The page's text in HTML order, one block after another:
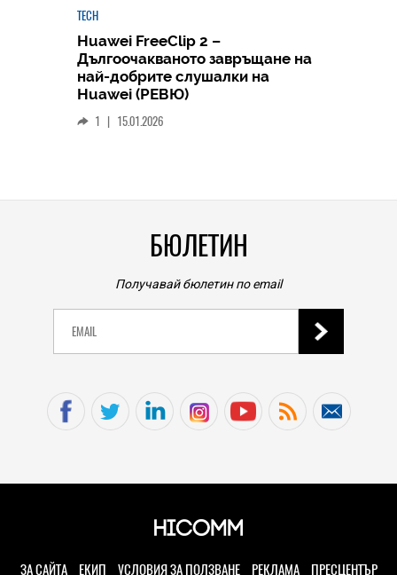
TECH
Huawei FreeClip 2 –
Дългоочакваното завръщане на
най-добрите слушалки на
Huawei (РЕВЮ)
1 | 15.01.2026
БЮЛЕТИН
Получавай бюлетин по email
ЗА САЙТА ЕКИП УСЛОВИЯ ЗА ПОЛЗВАНЕ РЕКЛАМА ПРЕСЦЕНТЪР